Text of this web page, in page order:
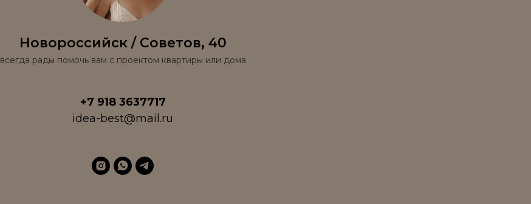
Новороссийск / Советов, 40
всегда рады помочь вам с проектом квартиры или дома
+7 918 3637717
idea-best@mail.ru